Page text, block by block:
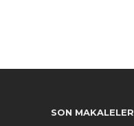
SON MAKALELER